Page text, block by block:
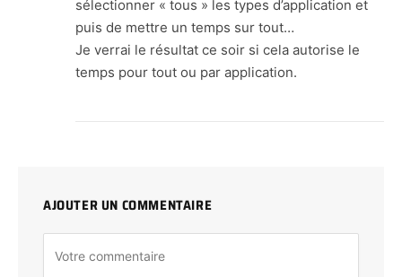
sélectionner « tous » les types d’application et
puis de mettre un temps sur tout…
Je verrai le résultat ce soir si cela autorise le
temps pour tout ou par application.
AJOUTER UN COMMENTAIRE